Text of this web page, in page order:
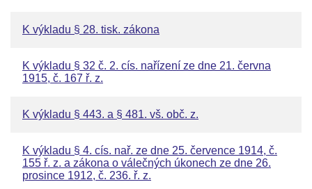
K výkladu § 28. tisk. zákona
K výkladu § 32 č. 2. cís. nařízení ze dne 21. června
1915, č. 167 ř. z.
K výkladu § 443. a § 481. vš. obč. z.
K výkladu § 4. cís. nař. ze dne 25. července 1914, č.
155 ř. z. a zákona o válečných úkonech ze dne 26.
prosince 1912, č. 236. ř. z.